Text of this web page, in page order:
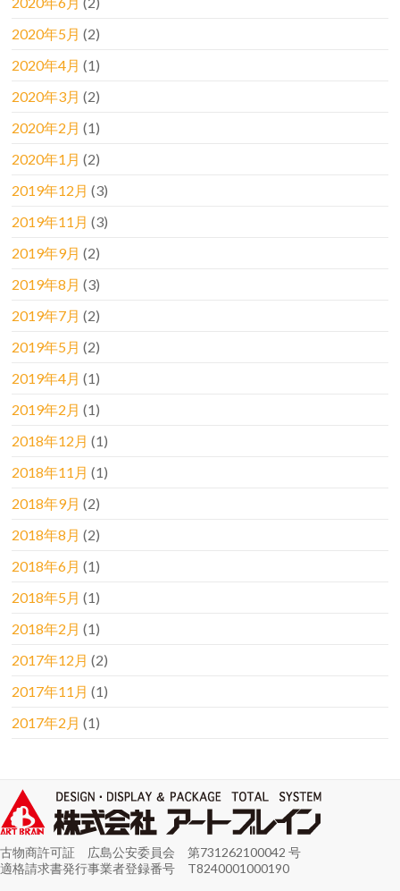
2020年5月 (2)
2020年4月 (1)
2020年3月 (2)
2020年2月 (1)
2020年1月 (2)
2019年12月 (3)
2019年11月 (3)
2019年9月 (2)
2019年8月 (3)
2019年7月 (2)
2019年5月 (2)
2019年4月 (1)
2019年2月 (1)
2018年12月 (1)
2018年11月 (1)
2018年9月 (2)
2018年8月 (2)
2018年6月 (1)
2018年5月 (1)
2018年2月 (1)
2017年12月 (2)
2017年11月 (1)
2017年2月 (1)
古物商許可証 広島公安委員会 第731262100042 号
適格請求書発行事業者登録番号 T8240001000190